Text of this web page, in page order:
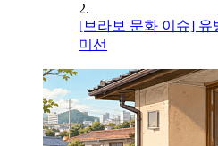
2.
[브라보 문화 이슈] 유
미선